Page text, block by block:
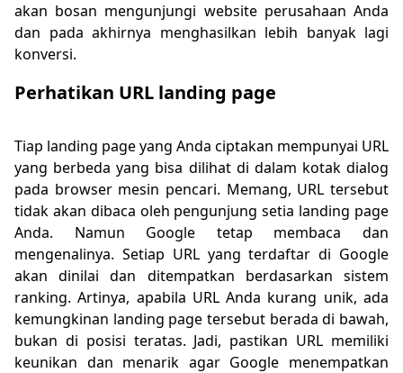
akan bosan mengunjungi website perusahaan Anda
dan pada akhirnya menghasilkan lebih banyak lagi
konversi.
Perhatikan URL landing page
Tiap landing page yang Anda ciptakan mempunyai URL
yang berbeda yang bisa dilihat di dalam kotak dialog
pada browser mesin pencari. Memang, URL tersebut
tidak akan dibaca oleh pengunjung setia landing page
Anda. Namun Google tetap membaca dan
mengenalinya. Setiap URL yang terdaftar di Google
akan dinilai dan ditempatkan berdasarkan sistem
ranking. Artinya, apabila URL Anda kurang unik, ada
kemungkinan landing page tersebut berada di bawah,
bukan di posisi teratas. Jadi, pastikan URL memiliki
keunikan dan menarik agar Google menempatkan